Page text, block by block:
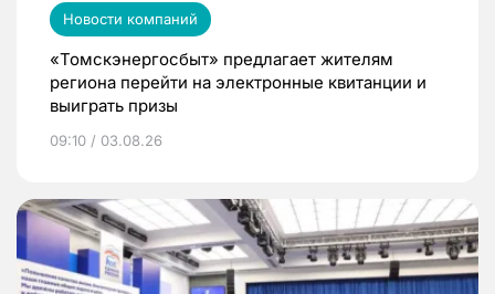
Новости компаний
«Томскэнергосбыт» предлагает жителям
региона перейти на электронные квитанции и
выиграть призы
09:10 / 03.08.26